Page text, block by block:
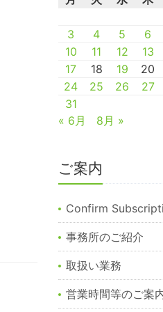
3
4 5 6
10
11 12 13
17
18 19 20
24
25 26 27
31
« 6月
8月 »
ご案内
Confirm
事務所のご紹介
取扱い業務
営業時間等のご案